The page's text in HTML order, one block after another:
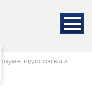
Розумні підлогові ваги